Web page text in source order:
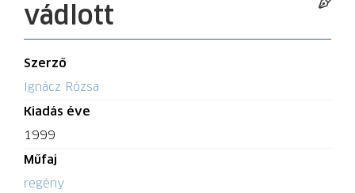
vádlott
Szerző
Ignácz Rózsa
Kiadás éve
1999
Műfaj
regény